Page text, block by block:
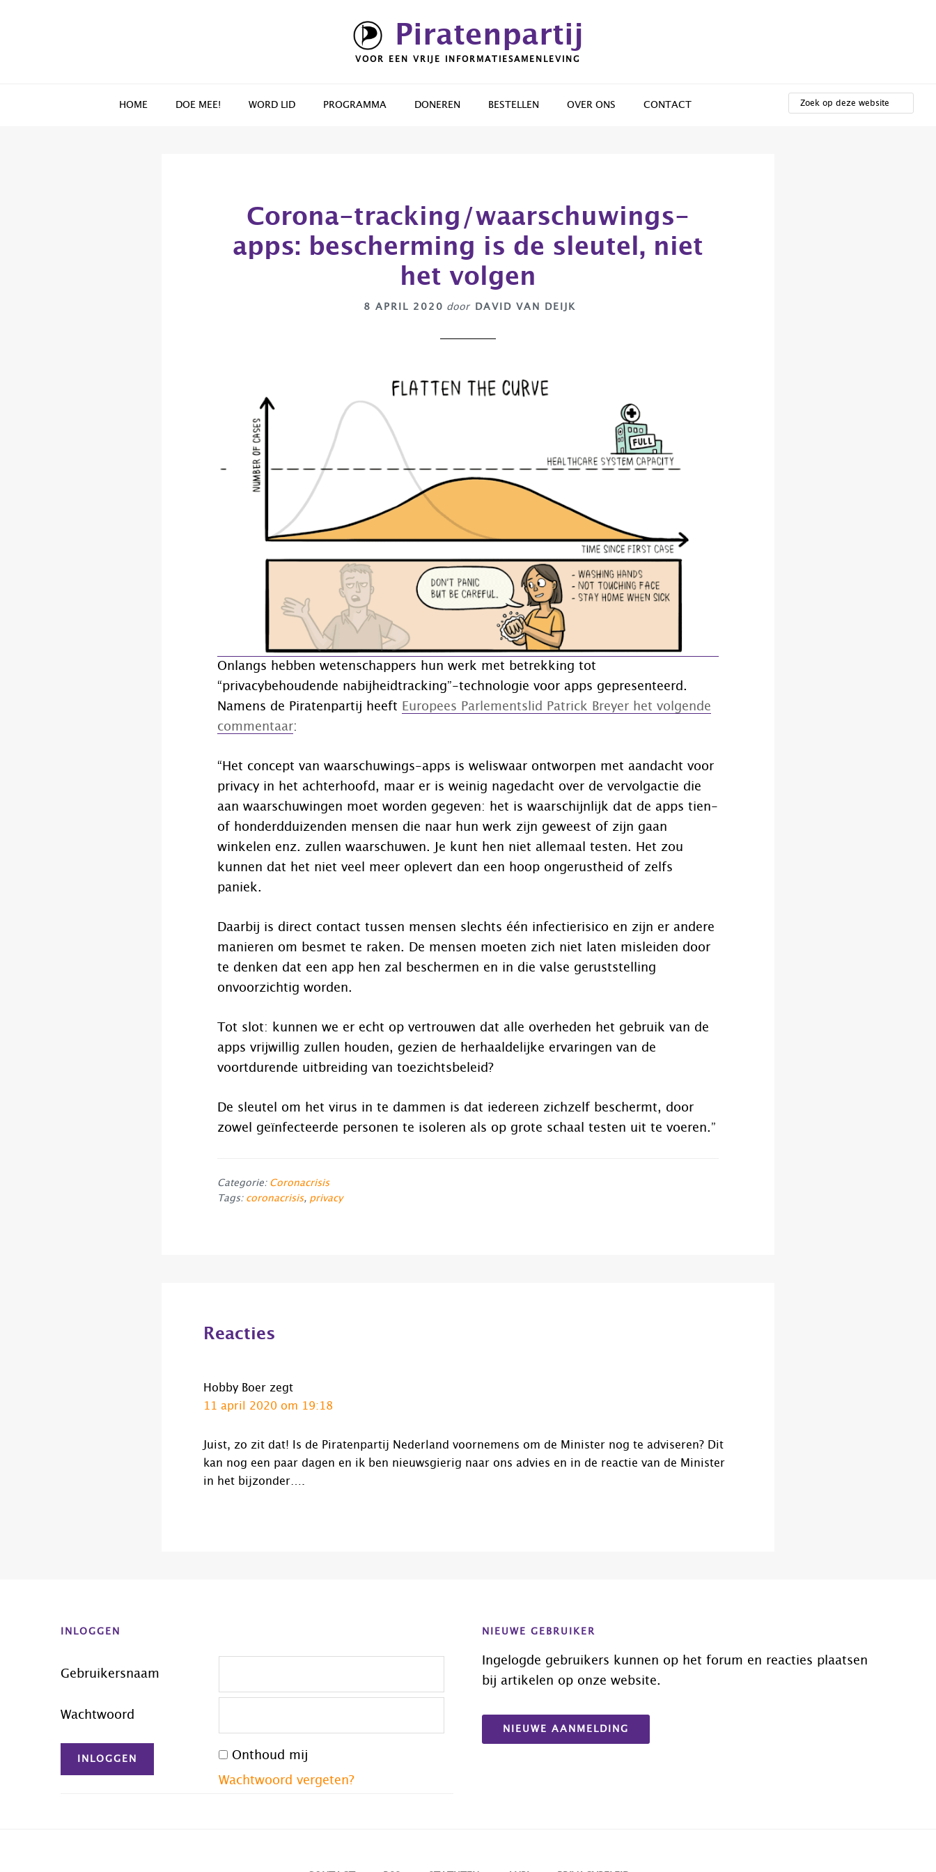
Piratenpartij
VOOR EEN VRIJE INFORMATIESAMENLEVING
HOME DOE MEE! WORD LID PROGRAMMA DONEREN BESTELLEN OVER ONS CONTACT
OP
DEZE
Corona-tracking/waarschuwings-
apps: bescherming is de sleutel, niet
het volgen
8 APRIL 2020 door DAVID VAN DEIJK
Onlangs hebben wetenschappers hun werk met betrekking tot
“privacybehoudende nabijheidtracking”-technologie voor apps gepresenteerd.
Namens de Piratenpartij heeft Europees Parlementslid Patrick Breyer het volgende
commentaar:
“Het concept van waarschuwings-apps is weliswaar ontworpen met aandacht voor
privacy in het achterhoofd, maar er is weinig nagedacht over de vervolgactie die
aan waarschuwingen moet worden gegeven: het is waarschijnlijk dat de apps tien-
of honderdduizenden mensen die naar hun werk zijn geweest of zijn gaan
winkelen enz. zullen waarschuwen. Je kunt hen niet allemaal testen. Het zou
kunnen dat het niet veel meer oplevert dan een hoop ongerustheid of zelfs
paniek.
Daarbij is direct contact tussen mensen slechts één infectierisico en zijn er andere
manieren om besmet te raken. De mensen moeten zich niet laten misleiden door
te denken dat een app hen zal beschermen en in die valse geruststelling
onvoorzichtig worden.
Tot slot: kunnen we er echt op vertrouwen dat alle overheden het gebruik van de
apps vrijwillig zullen houden, gezien de herhaaldelijke ervaringen van de
voortdurende uitbreiding van toezichtsbeleid?
De sleutel om het virus in te dammen is dat iedereen zichzelf beschermt, door
zowel geïnfecteerde personen te isoleren als op grote schaal testen uit te voeren.”
Categorie: Coronacrisis
Tags: coronacrisis, privacy
Reacties
Hobby Boer zegt
11 april 2020 om 19:18
Juist, zo zit dat! Is de Piratenpartij Nederland voornemens om de Minister nog te adviseren? Dit
kan nog een paar dagen en ik ben nieuwsgierig naar ons advies en in de reactie van de Minister
in het bijzonder….
INLOGGEN
Gebruikersnaam
Wachtwoord
Onthoud mij
Wachtwoord vergeten?
NIEUWE GEBRUIKER
Ingelogde gebruikers kunnen op het forum en reacties plaatsen
bij artikelen op onze website.
NIEUWE AANMELDING